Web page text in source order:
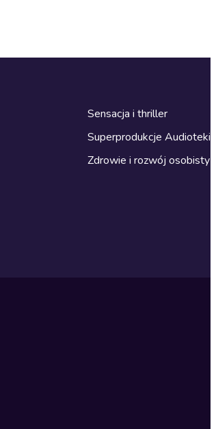
Sensacja i thriller
Superprodukcje Audioteki
Zdrowie i rozwój osobisty